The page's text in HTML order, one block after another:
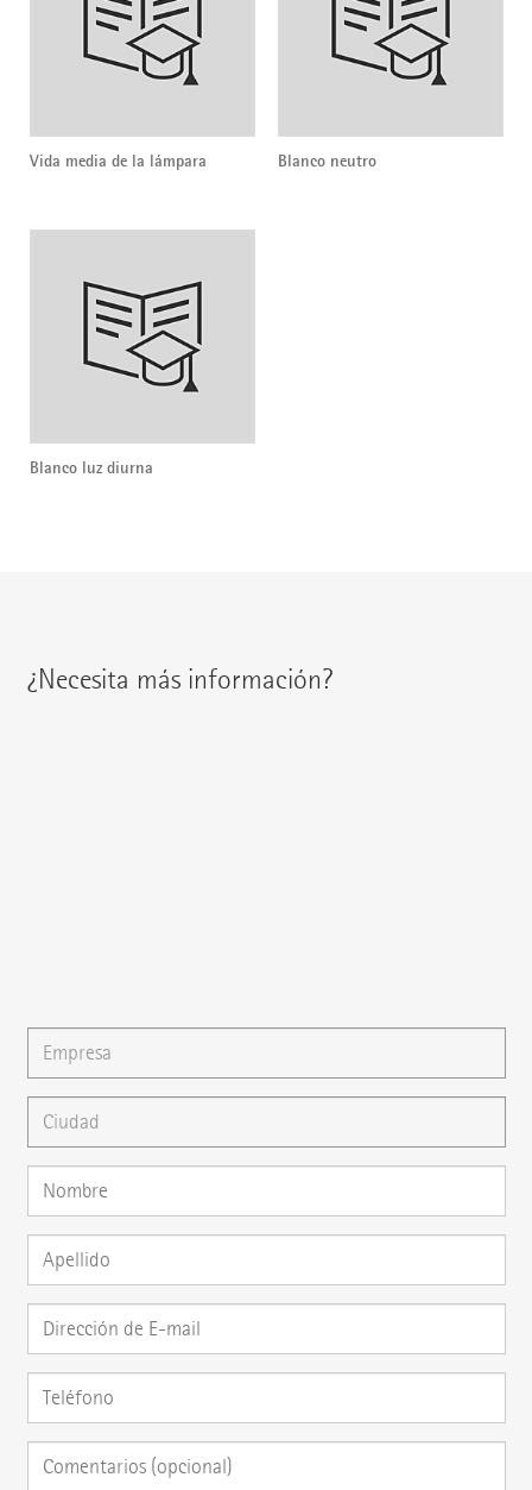
Vida media de la lámpara Blanco neutro
Blanco luz diurna
¿Necesita más información?